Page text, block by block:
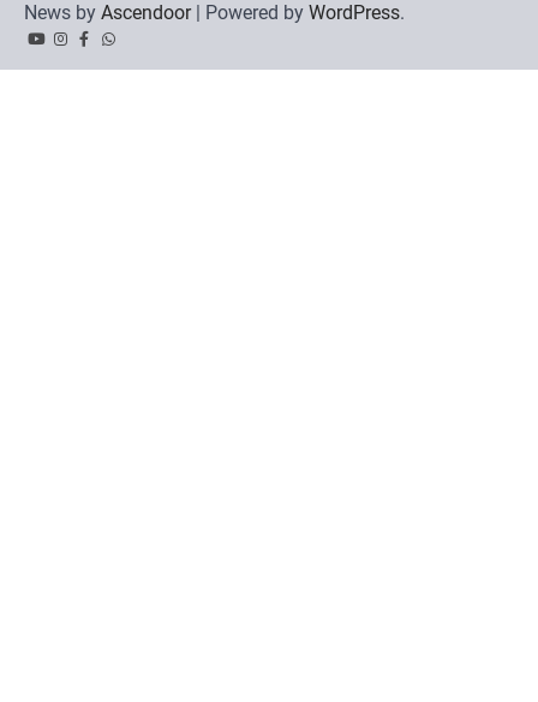
News by Ascendoor| Powered by WordPress.
YouTubeInstagram
Facebook
Whatsapp